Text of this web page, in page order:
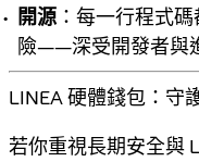
開源 ：每一行程式
險——深受開發者與
LINEA 硬體錢包：守
若你重視長期安全與